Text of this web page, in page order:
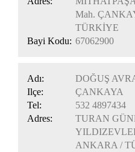
Mah.
TÜRKİYE
Bayi Kodu: 67062900
Adı:
DOĞUŞ
Ilçe:
ÇANKAYA
Tel:
532 4897434
Adres:
TURAN
ANKARA /